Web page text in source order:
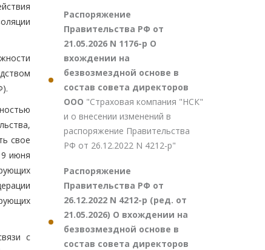
свое
июня
с
Распоряжение
Правительства РФ от
21.05.2026 N 1176-р О
вхождении на
безвозмездной основе в
состав совета директоров
ООО "Страховая компания "НСК"
и о внесении изменений в
распоряжение Правительства
РФ от 26.12.2022 N 4212-р"
Распоряжение
Правительства РФ от
26.12.2022 N 4212-р (ред. от
21.05.2026) О вхождении на
безвозмездной основе в
состав совета директоров